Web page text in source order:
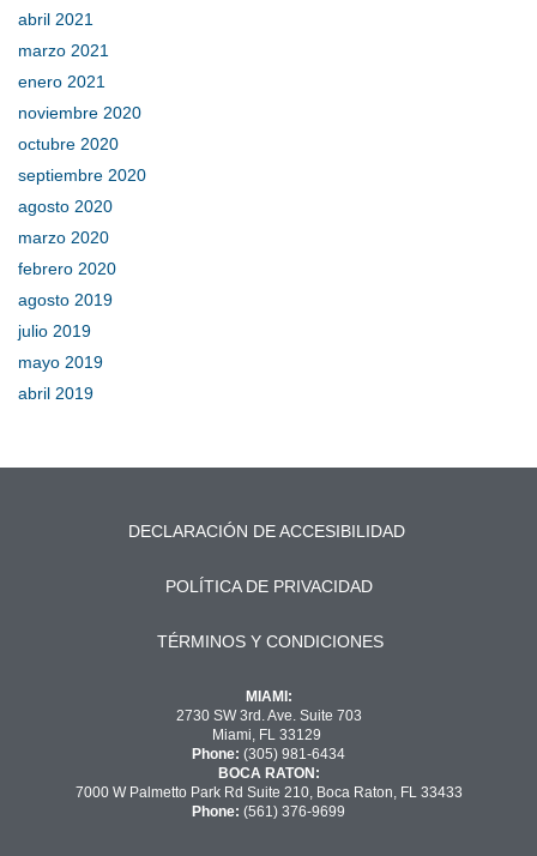
abril 2021
marzo 2021
enero 2021
noviembre 2020
octubre 2020
septiembre 2020
agosto 2020
marzo 2020
febrero 2020
agosto 2019
julio 2019
mayo 2019
abril 2019
DECLARACIÓN DE ACCESIBILIDAD
POLÍTICA DE PRIVACIDAD
TÉRMINOS Y CONDICIONES
MIAMI:
2730 SW 3rd. Ave. Suite 703
Miami, FL 33129
Phone: (305) 981-6434
BOCA RATON:
7000 W Palmetto Park Rd Suite 210, Boca Raton, FL 33433
Phone: (561) 376-9699